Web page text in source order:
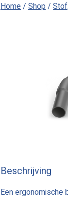
Home/ Shop/
Beschrijving
Een ergonomische